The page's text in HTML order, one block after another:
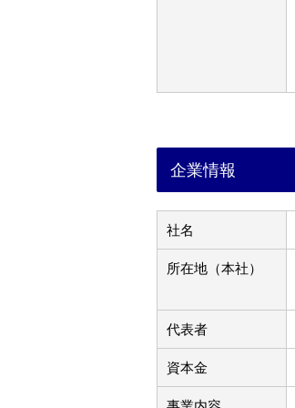
企業情報
社名
所在地（本社）
代表者
資本金